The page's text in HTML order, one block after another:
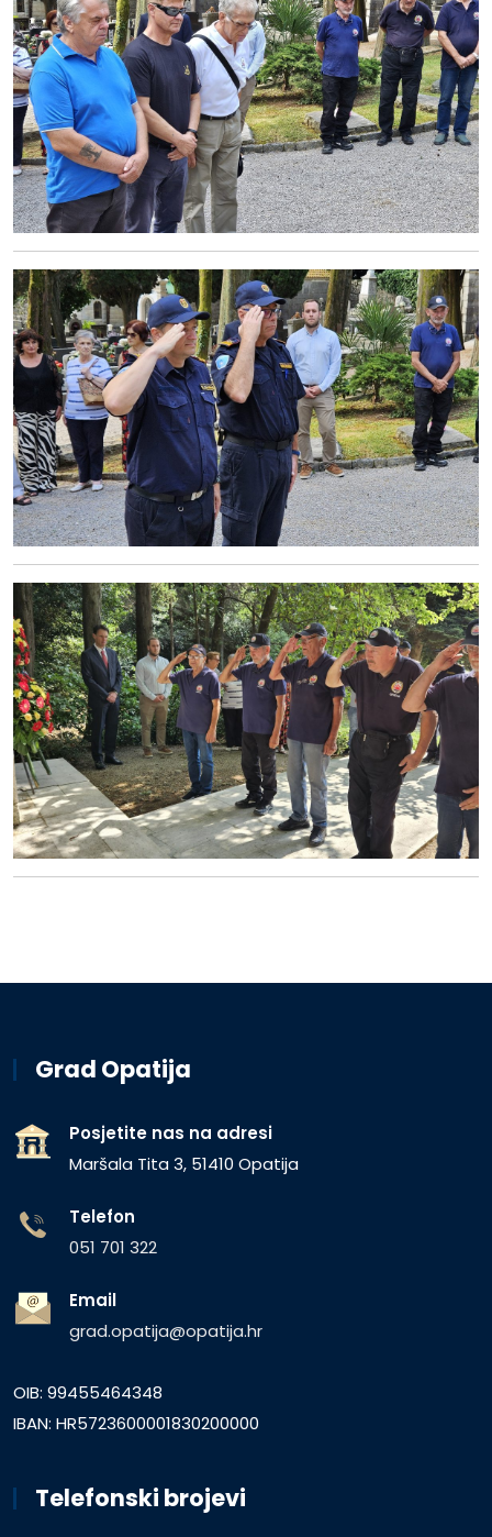
Grad Opatija
Posjetite nas na adresi
Maršala Tita 3, 51410 Opatija
Telefon
051 701 322
Email
grad.opatija@opatija.hr
OIB: 99455464348
IBAN: HR5723600001830200000
Telefonski brojevi